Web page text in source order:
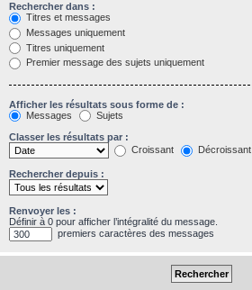
Rechercher dans :
Titres et messages
Messages uniquement
Titres uniquement
Premier message des sujets uniquement
Afficher les résultats sous forme de :
Messages
Sujets
Classer les résultats par :
Croissant
Décroissant
Rechercher depuis :
Renvoyer les :
Définir à 0 pour afficher l’intégralité du message.
premiers caractères des messages